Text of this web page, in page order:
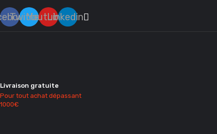
TwitterYoutubeLinkedin
Livraison gratuite
Pour tout achat dépassant
1000€